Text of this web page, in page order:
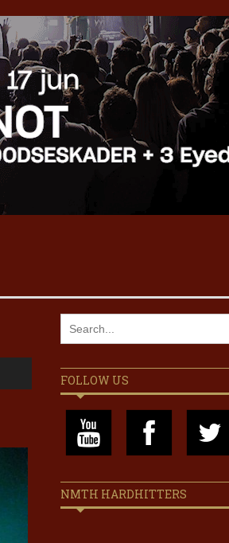
FOLLOW US
NMTH HARDHITTERS